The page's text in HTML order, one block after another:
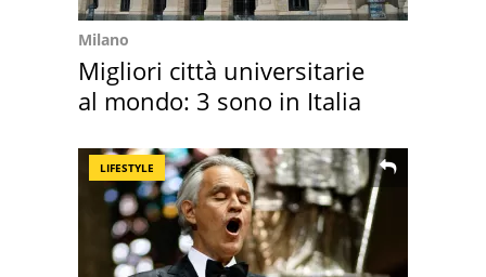
Milano
Migliori città universitarie
al mondo: 3 sono in Italia
LIFESTYLE